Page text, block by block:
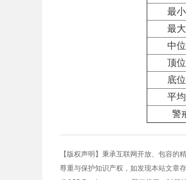
最
最
中
顶
底
平
警
【版权声明】秉承互联网开放、包容
尊重与保护知识产权，如发现本站文章